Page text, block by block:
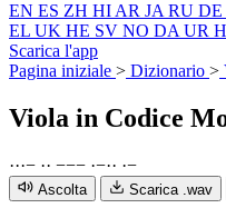
EN ES ZH HI AR JA RU DE
EL UK HE SV NO DA UR
Scarica l'app
Pagina iniziale > Dizionario >
Viola in Codice
···− ·· −−− ·−·· ·−
Ascolta Scarica .wav